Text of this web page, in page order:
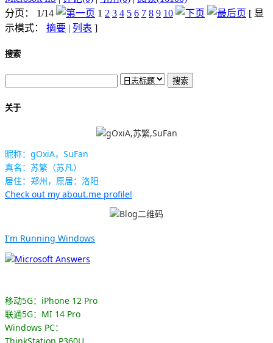
分页： 1/14
1 2 3 4 5 6 7 8 9 10
[ 显
示模式： 摘要 | 列表 ]
搜索
关于
昵称：gOxiA，SuFan
真名：苏繁（苏凡）
居住：郑州，原居：洛阳
Check out my about.me profile!
I'm Running Windows
移动5G：iPhone 12 Pro
联通5G：MI 14 Pro
Windows PC：